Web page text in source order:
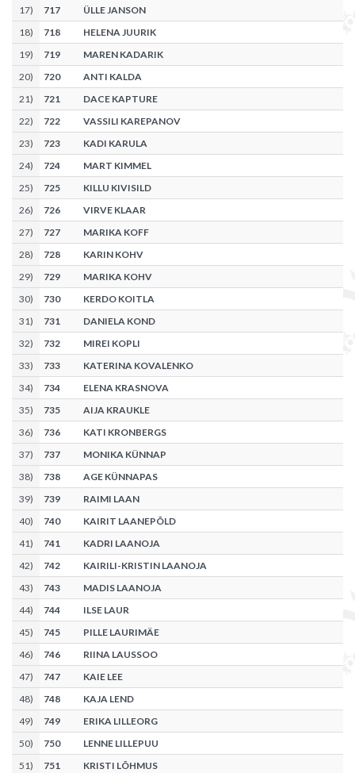
17) 717
ÜLLE JANSON
18) 718
HELENA JUURIK
19) 719
MAREN KADARIK
20) 720
ANTI KALDA
21) 721
DACE KAPTURE
22) 722
VASSILI KAREPANOV
23) 723
KADI KARULA
24) 724
MART KIMMEL
25) 725
KILLU KIVISILD
26) 726
VIRVE KLAAR
27) 727
MARIKA KOFF
28) 728
KARIN KOHV
29) 729
MARIKA KOHV
30) 730
KERDO KOITLA
31) 731
DANIELA KOND
32) 732
MIREI KOPLI
33) 733
KATERINA KOVALENKO
34) 734
ELENA KRASNOVA
35) 735
AIJA KRAUKLE
36) 736
KATI KRONBERGS
37) 737
MONIKA KÜNNAP
38) 738
AGE KÜNNAPAS
39) 739
RAIMI LAAN
40) 740
KAIRIT LAANEPÕLD
41) 741
KADRI LAANOJA
42) 742
KAIRILI-KRISTIN LAANOJA
43) 743
MADIS LAANOJA
44) 744
ILSE LAUR
45) 745
PILLE LAURIMÄE
46) 746
RIINA LAUSSOO
47) 747
KAIE LEE
48) 748
KAJA LEND
49) 749
ERIKA LILLEORG
50) 750
LENNE LILLEPUU
51) 751
KRISTI LÕHMUS